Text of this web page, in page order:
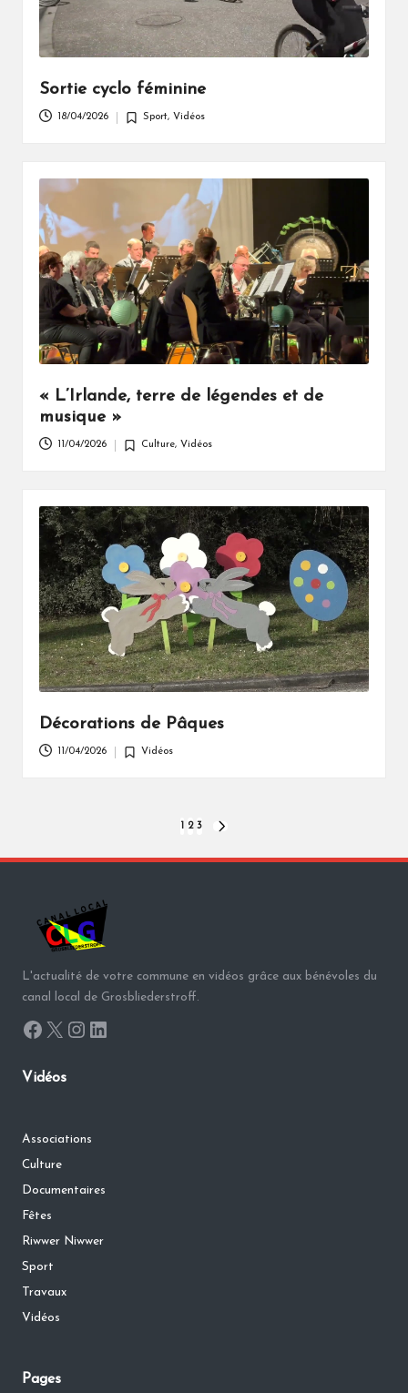
Sortie cyclo féminine
18/04/2026
Posted
Sport, Vidéos
« L’Irlande, terre de légendes et de
musique »
11/04/2026
Posted
Culture, Vidéos
Décorations de Pâques
11/04/2026
Posted
Vidéos
des
2 3
L'actualité de votre commune en vidéos grâce aux bénévoles du
canal local de Grosbliederstroff.
Facebook
X Instagram
LinkedIn
Vidéos
Associations
Culture
Documentaires
Fêtes
Riwwer Niwwer
Sport
Travaux
Vidéos
Pages